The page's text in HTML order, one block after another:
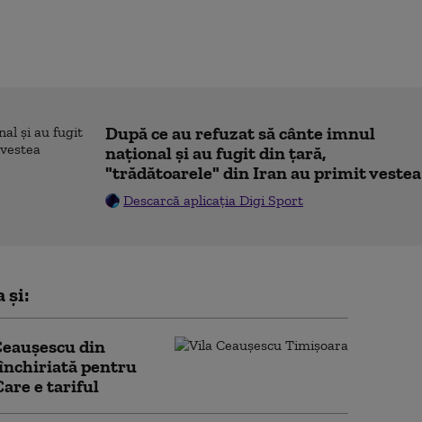
După ce au refuzat să cânte imnul
naţional şi au fugit din ţară,
"trădătoarele" din Iran au primit vestea
Descarcă aplicația Digi Sport
și:
din
pentru
e tariful